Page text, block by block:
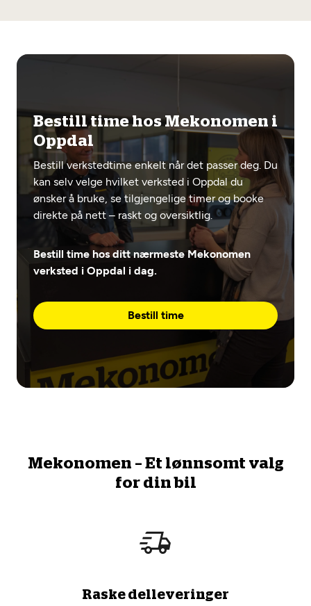
Bestill time hos Mekonomen i
Oppdal
Bestill verkstedtime enkelt når det passer deg. Du
kan selv velge hvilket verksted i Oppdal du
ønsker å bruke, se tilgjengelige timer og booke
direkte på nett – raskt og oversiktlig.
Bestill time hos ditt nærmeste Mekonomen
verksted i Oppdal i dag.
Bestill time
Mekonomen – Et lønnsomt valg
for din bil
Raske delleveringer